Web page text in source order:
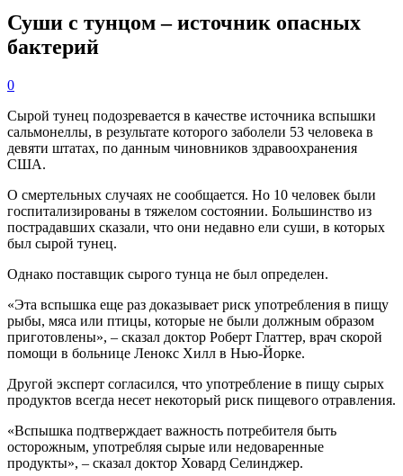
Суши с тунцом – источник опасных
бактерий
0
Сырой тунец подозревается в качестве источника вспышки
сальмонеллы, в результате которого заболели 53 человека в
девяти штатах, по данным чиновников здравоохранения
США.
О смертельных случаях не сообщается. Но 10 человек были
госпитализированы в тяжелом состоянии. Большинство из
пострадавших сказали, что они недавно ели суши, в которых
был сырой тунец.
Однако поставщик сырого тунца не был определен.
«Эта вспышка еще раз доказывает риск употребления в пищу
рыбы, мяса или птицы, которые не были должным образом
приготовлены», – сказал доктор Роберт Глаттер, врач скорой
помощи в больнице Ленокс Хилл в Нью-Йорке.
Другой эксперт согласился, что употребление в пищу сырых
продуктов всегда несет некоторый риск пищевого отравления.
«Вспышка подтверждает важность потребителя быть
осторожным, употребляя сырые или недоваренные
продукты», – сказал доктор Ховард Селинджер.